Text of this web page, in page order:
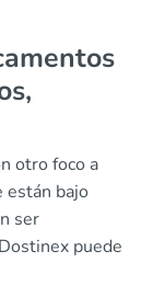
otro foco a
están bajo
ser
puede